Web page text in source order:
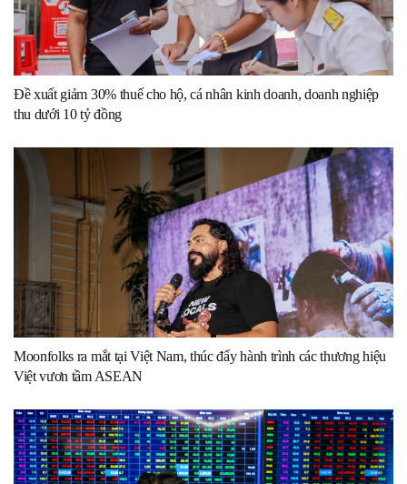
Đề xuất giảm 30% thuế cho hộ, cá nhân kinh doanh, doanh nghiệp
thu dưới 10 tỷ đồng
Moonfolks ra mắt tại Việt Nam, thúc đẩy hành trình các thương hiệu
Việt vươn tầm ASEAN